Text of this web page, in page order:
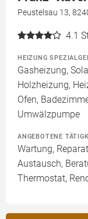
Peustelsau 13,
4.1
HEIZUNG
Gasheizung,
Holzheizung,
Ofen,
Umwälzpumpe
ANGEBOTENE
Wartung,
Austausch,
Thermostat,